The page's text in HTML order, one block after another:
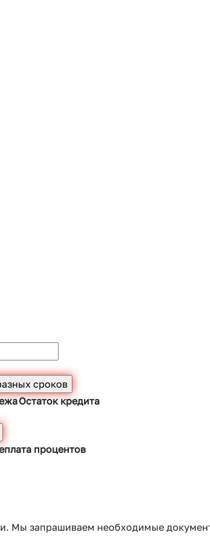
Остаток кредита
процентов
Мы запрашиваем необходимые